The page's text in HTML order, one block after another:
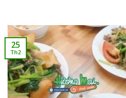
25
Th2